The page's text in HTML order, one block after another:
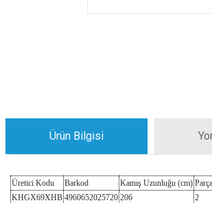
Ürün Bilgisi
Üretici Kodu Barkod Kamış Uzunluğu (cm)
KHGX69XHB 4960652025720 206 2